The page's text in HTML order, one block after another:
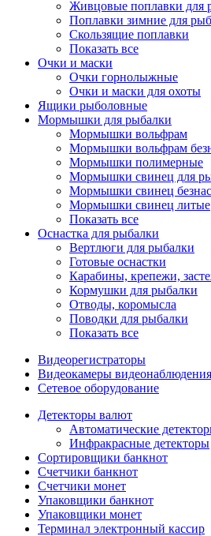
Живцовые поплавки для
Поплавки зимние для
Скользящие поплавки
Показать все
Очки и маски
Очки горнолыжные
Очки и маски для охоты
Ящики рыболовные
Мормышки для рыбалки
Мормышки вольфрам
Мормышки вольфрам
Мормышки полимерные
Мормышки свинец для
Мормышки свинец
Мормышки свинец литые
Показать все
Оснастка для рыбалки
Вертлюги для рыбалки
Готовые оснастки
Карабины, крепежи,
Кормушки для рыбалки
Отводы, коромысла
Поводки для рыбалки
Показать все
Видеорегистраторы
Видеокамеры видеонаблюдения
Сетевое оборудование
Детекторы валют
Автоматические
Инфракрасные детекторы
Сортировщики банкнот
Счетчики банкнот
Счетчики монет
Упаковщики банкнот
Упаковщики монет
Терминал электронный кассир